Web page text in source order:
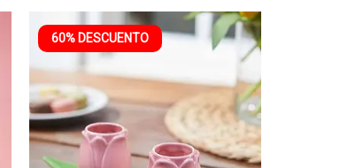
60% DESCUENTO